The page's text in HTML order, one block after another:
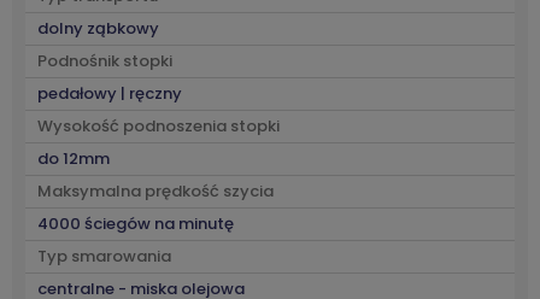
dolny ząbkowy
Podnośnik stopki
pedałowy | ręczny
Wysokość podnoszenia stopki
do 12mm
Maksymalna prędkość szycia
4000 ściegów na minutę
Typ smarowania
centralne - miska olejowa